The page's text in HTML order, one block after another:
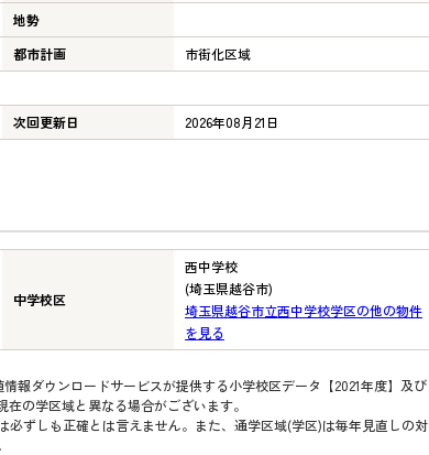
地勢
都市計画
市街化区域
次回更新日
2026年08月21日
中学校区
西中学校
(埼玉県越谷市)
埼玉県越谷市立西中学校学区の他の物件
を見る
報ダウンロードサービスが提供する小学校区データ【2021年度】及び
の学区域と異なる場合がございます。
ずしも正確とは言えません。また、通学区域(学区)は毎年見直しの対